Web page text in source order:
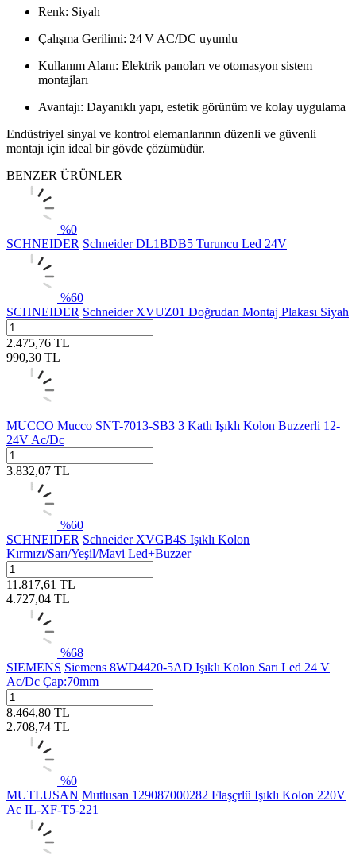
Renk: Siyah
Çalışma Gerilimi: 24 V AC/DC uyumlu
Kullanım Alanı: Elektrik panoları ve otomasyon sistem
montajları
Avantajı: Dayanıklı yapı, estetik görünüm ve kolay uygulama
Endüstriyel sinyal ve kontrol elemanlarının düzenli ve güvenli
montajı için ideal bir gövde çözümüdür.
BENZER ÜRÜNLER
%0
SCHNEIDER Schneider DL1BDB5 Turuncu Led 24V
%60
SCHNEIDER Schneider XVUZ01 Doğrudan Montaj Plakası Siyah
2.475,76 TL
990,30 TL
MUCCO Mucco SNT-7013-SB3 3 Katlı Işıklı Kolon Buzzerli 12-
24V Ac/Dc
3.832,07 TL
%60
SCHNEIDER Schneider XVGB4S Işıklı Kolon
Kırmızı/Sarı/Yeşil/Mavi Led+Buzzer
11.817,61 TL
4.727,04 TL
%68
SIEMENS Siemens 8WD4420-5AD Işıklı Kolon Sarı Led 24 V
Ac/Dc Çap:70mm
8.464,80 TL
2.708,74 TL
%0
MUTLUSAN Mutlusan 129087000282 Flaşçrlü Işıklı Kolon 220V
Ac IL-XF-T5-221